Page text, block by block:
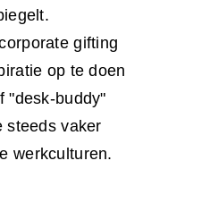
gifting
op te doen
"desk-buddy"
steeds vaker
werkculturen.